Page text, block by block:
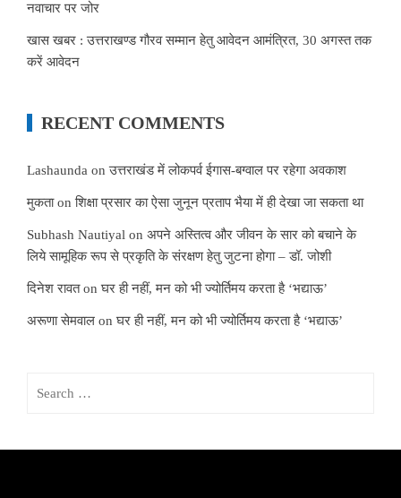
नवाचार पर जोर
खास खबर : उत्तराखण्ड गौरव सम्मान हेतु आवेदन आमंत्रित, 30 अगस्त तक
करें आवेदन
RECENT COMMENTS
Lashaunda onउत्तराखंड में लोकपर्व ईगास-बग्वाल पर रहेगा अवकाश
मुकताonशिक्षा प्रसार का ऐसा जुनून प्रताप भैया में ही देखा जा सकता था
Subhash Nautiyal on अपने अस्तित्व और जीवन के सार को बचाने के
लिये सामूहिक रूप से प्रकृति के संरक्षण हेतु जुटना होगा – डॉ. जोशी
दिनेश रावतonघर ही नहीं, मन को भी ज्योर्तिमय करता है ‘भद्याऊ’
अरूणा सेमवाल onघर ही नहीं, मन को भी ज्योर्तिमय करता है ‘भद्याऊ’